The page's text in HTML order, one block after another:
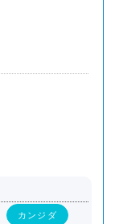
カンジダ